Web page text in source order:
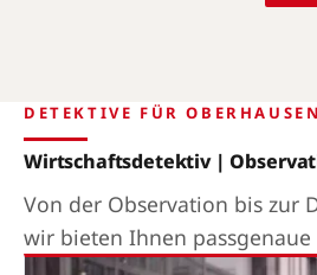
DETEKTIVE FÜR OBERHAUSEN
Wirtschaftsdetektiv |
Von der Observation bis zur
wir bieten Ihnen passgenaue